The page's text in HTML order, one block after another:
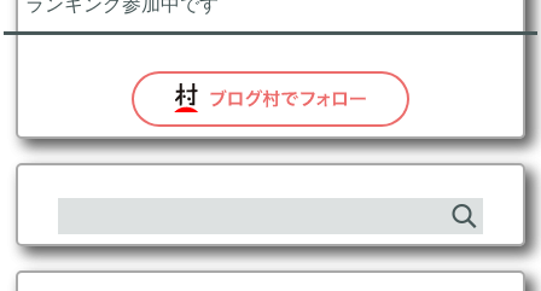
ランキング参加中です